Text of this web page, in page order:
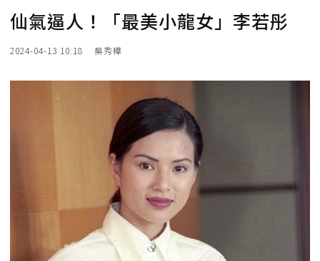
仙氣逼人！「最美小龍女」李若彤
2024-04-13 10:18 吳秀樺